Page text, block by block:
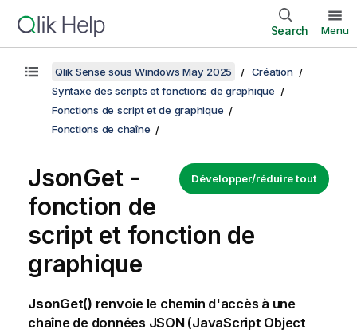
Search Menu
Qlik Sense sous Windows May 2025
Création
Syntaxe des scripts et fonctions de graphique
Fonctions de script et de graphique
Fonctions de chaîne
Développer/réduire tout
JsonGet -
fonction de
script et fonction de
graphique
JsonGet() renvoie le chemin d'accès à une
chaîne de données JSON (JavaScript Object